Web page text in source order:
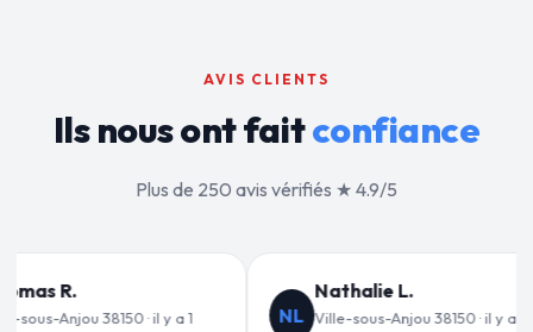
AVIS CLIENTS
Ils nous ont faitconfiance
Plus de 250 avis vérifiés ★ 4.9/5
L.
38150 · il y a 2
Jean-François C.
Ville-sous-Anjou 38150 · il y a 3